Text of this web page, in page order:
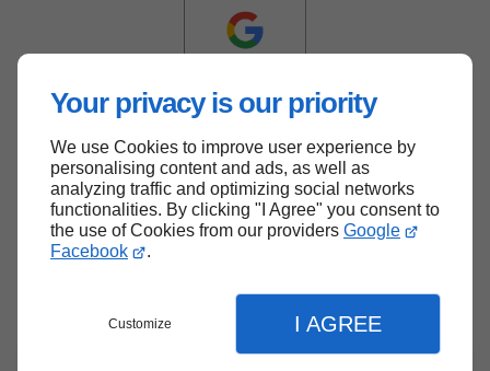
Your privacy is our priority
We use Cookies to improve user experience by
personalising content and ads, as well as
analyzing traffic and optimizing social networks
functionalities. By clicking "I Agree" you consent to
the use of Cookies from our providers Google
Facebook
.
Customize I AGREE
Haut de page